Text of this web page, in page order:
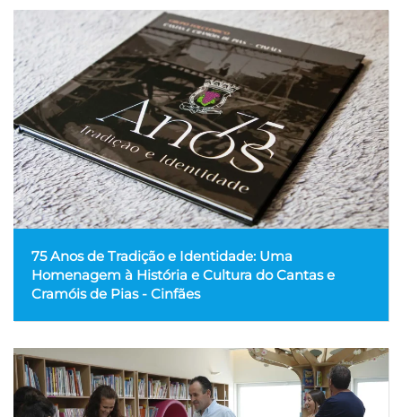
75 Anos de Tradição e Identidade: Uma
Homenagem à História e Cultura do Cantas e
Cramóis de Pias - Cinfães